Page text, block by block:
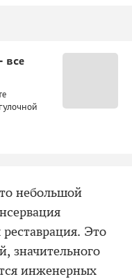
все
небольшой
Это
значительного
инженерных